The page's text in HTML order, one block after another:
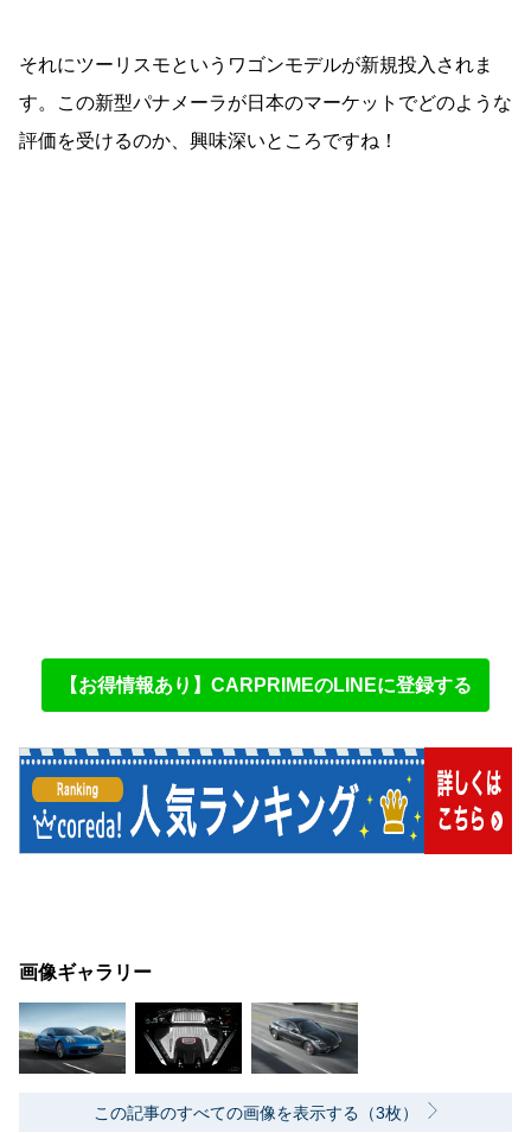
それにツーリスモというワゴンモデルが新規投入されま
す。この新型パナメーラが日本のマーケットでどのような
評価を受けるのか、興味深いところですね！
【お得情報あり】CARPRIMEのLINEに登録する
画像ギャラリー
この記事のすべての画像を表示する（3枚）